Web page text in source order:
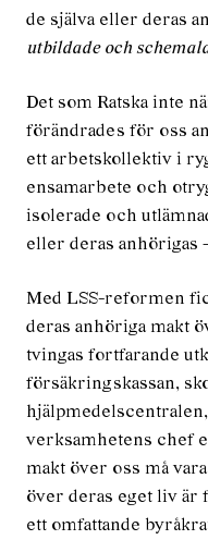
de själva eller deras
utbildade och
Det som Ratska inte
förändrades för oss
ett arbetskollektiv i
ensamarbete och
isolerade och
eller deras anhörigas
Med LSS-reformen
deras anhöriga makt
tvingas fortfarande
försäkringskassan,
verksamhetens chef
makt över oss må
över deras eget liv är
ett omfattande